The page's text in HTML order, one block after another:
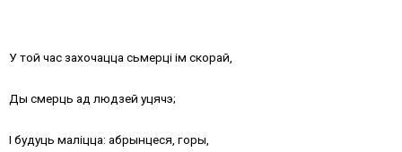
У той час захочацца сьмерці ім скорай,
Ды смерць ад людзей уцячэ;
І будуць маліцца: абрынцеся, горы,